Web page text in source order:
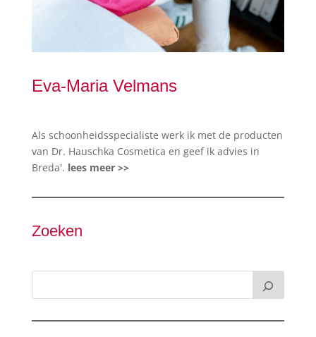
Eva-Maria Velmans
Als schoonheidsspecialiste werk ik met de producten
van Dr. Hauschka Cosmetica en geef ik advies in
Breda'. lees meer >>
Zoeken